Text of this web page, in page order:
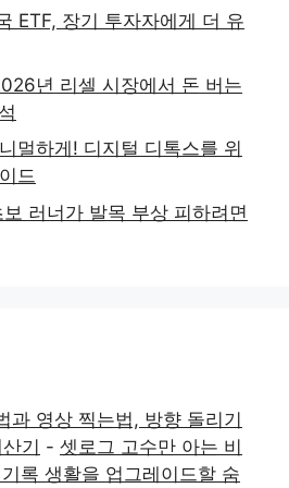
ETF, 장기 투자자에게 더 유
년 리셀 시장에서 돈 버는
멀하게! 디지털 디톡스를 위
드
러너가 발목 부상 피하려면
과 영상 찍는법, 방향 돌리기
기 - 셋로그 고수만 아는 비
록 생활을 업그레이드할 숨